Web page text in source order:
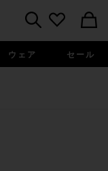
ウェア セール